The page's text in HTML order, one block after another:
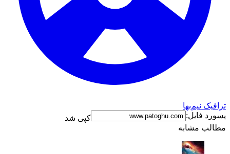
ترافیک نیم‌بها
پسورد فایل:
کپی شد
مطالب مشابه